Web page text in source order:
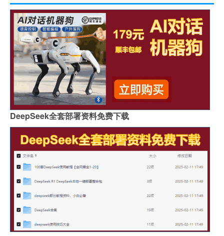
DeepSeek全套部署资料免费下载